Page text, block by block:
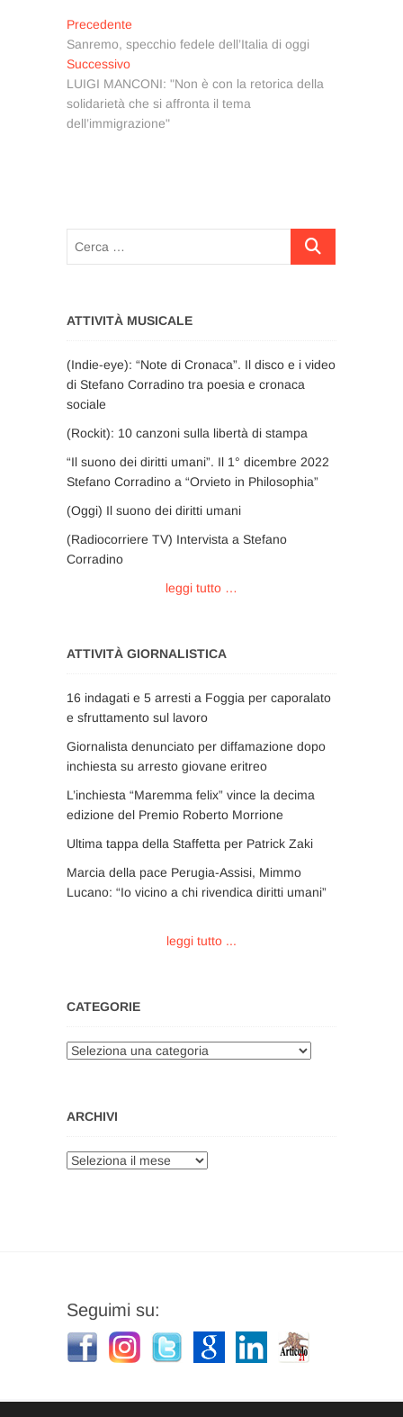
Navigazione
articoli
Precedente
precedente:
Sanremo, specchio fedele dell’Italia di oggi
SuccessivoArticolo
successivo:
LUIGI MANCONI: "Non è con la retorica della
solidarietà che si affronta il tema
dell’immigrazione"
Cerca
ATTIVITÀ MUSICALE
(Indie-eye): “Note di Cronaca”. Il disco e i video
di Stefano Corradino tra poesia e cronaca
sociale
(Rockit): 10 canzoni sulla libertà di stampa
“Il suono dei diritti umani”. Il 1° dicembre 2022
Stefano Corradino a “Orvieto in Philosophia”
(Oggi) Il suono dei diritti umani
(Radiocorriere TV) Intervista a Stefano
Corradino
leggi tutto …
ATTIVITÀ GIORNALISTICA
16 indagati e 5 arresti a Foggia per caporalato
e sfruttamento sul lavoro
Giornalista denunciato per diffamazione dopo
inchiesta su arresto giovane eritreo
L’inchiesta “Maremma felix” vince la decima
edizione del Premio Roberto Morrione
Ultima tappa della Staffetta per Patrick Zaki
Marcia della pace Perugia-Assisi, Mimmo
Lucano: “Io vicino a chi rivendica diritti umani”
leggi tutto ...
CATEGORIE
Categorie
ARCHIVI
Archivi
Seguimi su: